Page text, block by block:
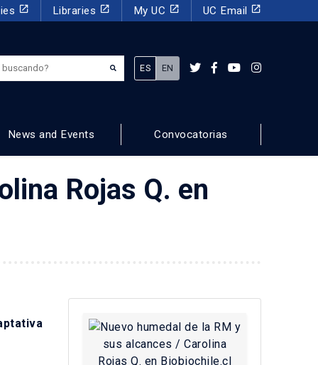
launch Libraries launch My UC launch UC Email launch
¿Qué estás buscando?
ES EN
News and Events Convocatorias
Rojas Q. en